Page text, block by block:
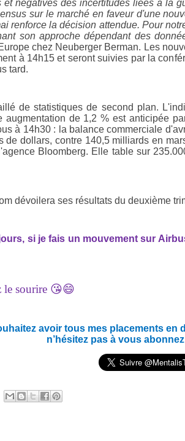
négatives des incertitudes liées à la
sur le marché en faveur d'une
renforce la décision attendue. Pour
son approche dépendant des
chez Neuberger Berman. Les
à 14h15 et seront suivies par la
tard.
de statistiques de second plan.
augmentation de 1,2 % est anticipée
à 14h30 : la balance commerciale
de dollars, contre 140,5 milliards en
Bloomberg. Elle table sur
dévoilera ses résultats du deuxième
si je fais un mouvement sur
le sourire 😘😄
avoir tous mes placements en
n’hésitez pas à vous